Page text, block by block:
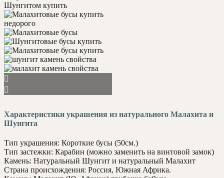
Характеристики украшения из натурального Малахита и
Шунгита
Тип украшения: Короткие бусы (50см.)
Тип застежки: Карабин (можно заменить на винтовой замок)
Камень: Натуральный Шунгит и натуральный Малахит
Страна происхождения: Россия, Южная Африка.